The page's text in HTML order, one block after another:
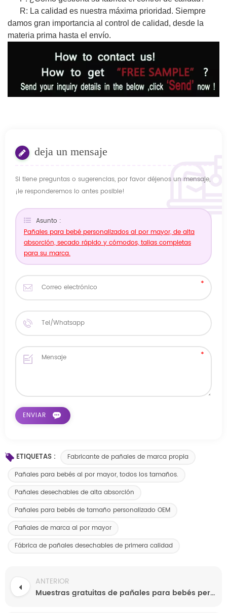
R: La calidad es nuestra máxima prioridad. Siempre
damos gran importancia al control de calidad, desde la
materia prima hasta el envío.
deja un mensaje
Si tiene preguntas o sugerencias, por favor déjenos un mensaje,
¡le responderemos lo antes posible!
Asunto :
Pañales para bebé personalizados al por mayor, de alta
absorción, secado rápido y cómodos, tallas completas
para su marca.
ETIQUETAS :
Fabricante de pañales de marca propia
Pañales para bebés al por mayor, todos los tamaños.
Pañales desechables de alta absorción
Pañales para bebés de tamaño personalizado OEM
Pañales de marca al por mayor
Fábrica de pañales desechables de primera calidad
ANTERIOR
Muestras gratuitas de pañales para bebés personalizados al por mayor, SAP, superabsorbentes, ultrasuaves y transpirables.